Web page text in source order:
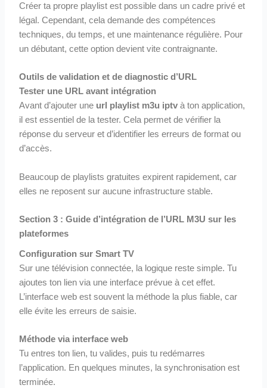
Créer ta propre playlist est possible dans un cadre privé et
légal. Cependant, cela demande des compétences
techniques, du temps, et une maintenance régulière. Pour
un débutant, cette option devient vite contraignante.
Outils de validation et de diagnostic d’URL
Tester une URL avant intégration
Avant d’ajouter une url playlist m3u iptv à ton application,
il est essentiel de la tester. Cela permet de vérifier la
réponse du serveur et d’identifier les erreurs de format ou
d’accès.
Beaucoup de playlists gratuites expirent rapidement, car
elles ne reposent sur aucune infrastructure stable.
Section 3 : Guide d’intégration de l’URL M3U sur les
plateformes
Configuration sur Smart TV
Sur une télévision connectée, la logique reste simple. Tu
ajoutes ton lien via une interface prévue à cet effet.
L’interface web est souvent la méthode la plus fiable, car
elle évite les erreurs de saisie.
Méthode via interface web
Tu entres ton lien, tu valides, puis tu redémarres
l’application. En quelques minutes, la synchronisation est
terminée.